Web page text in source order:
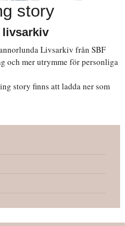
story
Livsarkiv från SBF
och mer utrymme för personliga
story finns att ladda ner som